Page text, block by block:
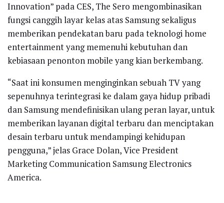
Innovation” pada CES, The Sero mengombinasikan
fungsi canggih layar kelas atas Samsung sekaligus
memberikan pendekatan baru pada teknologi home
entertainment yang memenuhi kebutuhan dan
kebiasaan penonton mobile yang kian berkembang.
“Saat ini konsumen menginginkan sebuah TV yang
sepenuhnya terintegrasi ke dalam gaya hidup pribadi
dan Samsung mendefinisikan ulang peran layar, untuk
memberikan layanan digital terbaru dan menciptakan
desain terbaru untuk mendampingi kehidupan
pengguna,” jelas Grace Dolan, Vice President
Marketing Communication Samsung Electronics
America.